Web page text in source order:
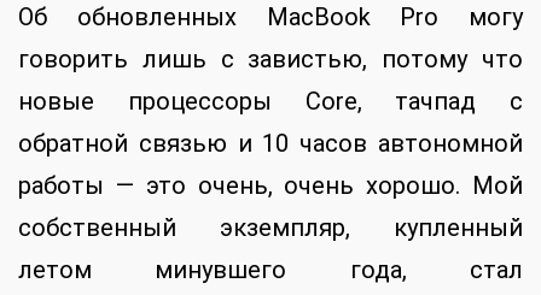
Об обновленных MacBook Pro могу
говорить лишь с завистью, потому что
новые процессоры Core, тачпад с
обратной связью и 10 часов автономной
работы — это очень, очень хорошо. Мой
собственный экземпляр, купленный
летом минувшего года, стал